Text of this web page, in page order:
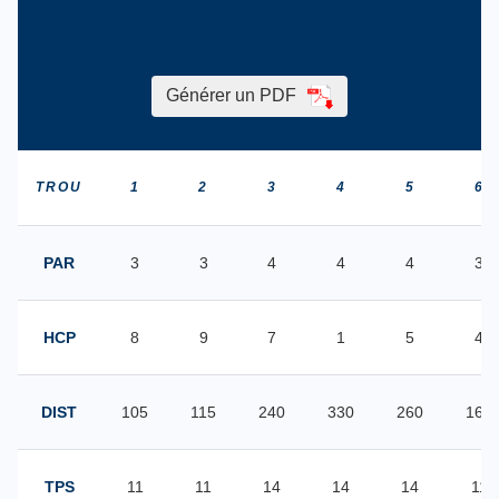
Générer un PDF
TROU 1 2 3 4 5 6
PAR 3 3 4 4 4 3
HCP 8 9 7 1 5 4
DIST 105 115 240 330 260 160
TPS 11 11 14 14 14 11